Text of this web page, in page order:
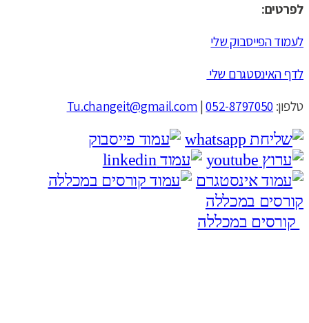
לפרטים:
לעמוד הפייסבוק שלי
לדף האינסטגרם שלי
טלפון:
Tu.changeit@gmail.com |052-8797050
קורסים במכללה
קורסים במכללה